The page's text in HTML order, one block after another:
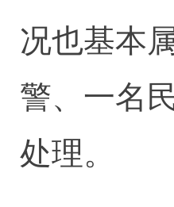
况也基本
警、一名
处理。